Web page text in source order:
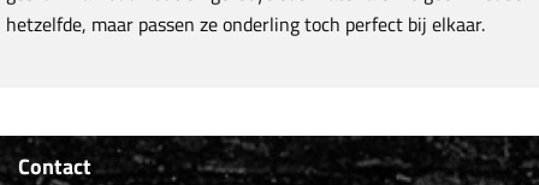
hetzelfde, maar passen ze onderling toch perfect bij elkaar.
Contact